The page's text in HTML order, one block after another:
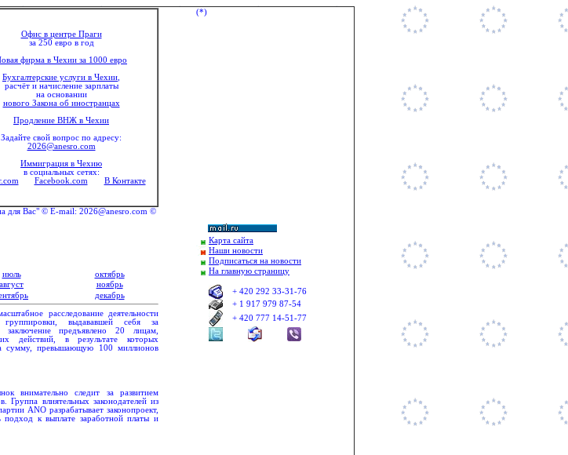
Офис в центре Праги
за 250 евро в год
фирма в Чехии за 1000 евро
Бухгалтерские услуги в Чехии
расчёт и начисление зарплаты
на основании
нового Закона об иностранцах
Продление ВНЖ в Чехии
Задайте свой вопрос по адресу:
2026@anesro.com
Иммиграция в Чехию
в социальных сетях:
Facebook.com В Контакте
(*)
Вас" © E-mail: 2026@anesro.com © Tel: +420 292 333 176 © Mobil: + 420 777 14 51 77 ©
июль
октябрь
август
ноябрь
декабрь
расследование деятельности
группировки, выдававшей себя за
заключение предъявлено 20 лицам,
действий, в результате которых
сумму, превышающую 100 миллионов
внимательно следит за развитием
Группа влиятельных законодателей из
ANO разрабатывает законопроект,
подход к выплате заработной платы и
Карта сайта
Наши новости
Подписаться на новости
На главную страницу
+ 420 292 33-31 -76
+ 1 917 979 87-54
+ 420 777 14-51-77